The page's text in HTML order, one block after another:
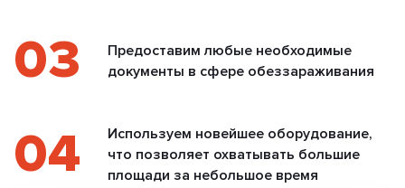
03
Предоставим любые необходимые
документы в сфере обеззараживания
04
Используем новейшее оборудование,
что позволяет охватывать большие
площади за небольшое время